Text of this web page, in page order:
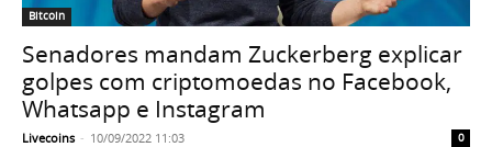
Bitcoin
Senadores mandam Zuckerberg explicar
golpes com criptomoedas no Facebook,
Whatsapp e Instagram
Livecoins - 10/09/2022 11:03 0